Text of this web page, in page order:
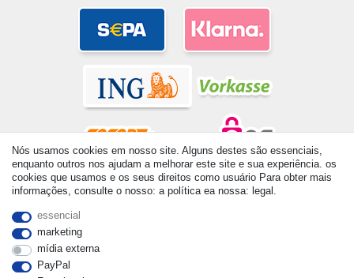
© Copyright 2026 | Todos os direitos reservados. - All rights
reserved. Prices incl. VAT. 19% VAT Basic prices see article detail
Nós usamos cookies em nosso site. Alguns destes são essenciais,
enquanto outros nos ajudam a melhorar este site e sua experiência. os
cookies que usamos e os seus direitos como usuário Para obter mais
informações, consulte o nosso: a política ea nossa: legal.
essencial
marketing
mídia externa
PayPal